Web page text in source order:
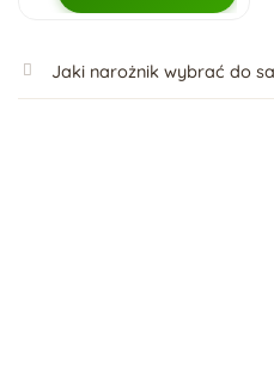
Jaki narożnik wybrać do